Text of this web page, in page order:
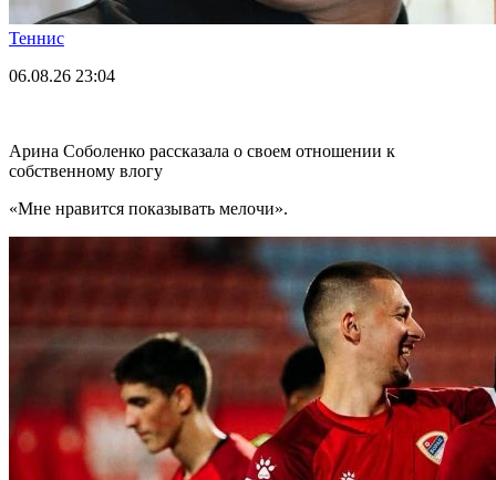
Теннис
06.08.26 23:04
Арина Соболенко рассказала о своем отношении к
собственному влогу
«Мне нравится показывать мелочи».